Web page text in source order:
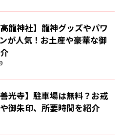
高龍神社】龍神グッズやパワ
が人気！お土産や豪華な御
善光寺】駐車場は無料？お戒
御朱印、所要時間を紹介